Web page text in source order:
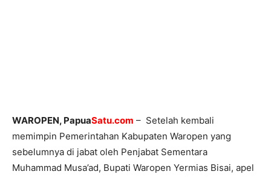
WAROPEN, PapuaSatu.com – Setelah kembali
memimpin Pemerintahan Kabupaten Waropen yang
sebelumnya di jabat oleh Penjabat Sementara
Muhammad Musa’ad, Bupati Waropen Yermias Bisai, apel